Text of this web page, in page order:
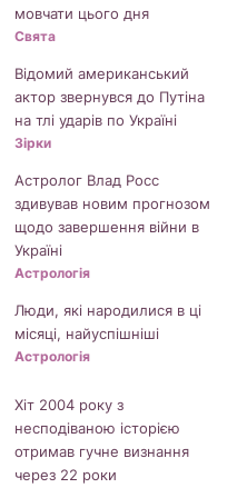
мовчати цього дня
Свята
Відомий американський
актор звернувся до Путіна
на тлі ударів по Україні
Зірки
Астролог Влад Росс
здивував новим прогнозом
щодо завершення війни в
Україні
Астрологія
Люди, які народилися в ці
місяці, найуспішніші
Астрологія
Хіт 2004 року з
несподіваною історією
отримав гучне визнання
через 22 роки